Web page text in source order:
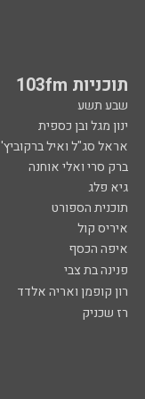
תוכניות 103fm
שבע תשע
ינון מגל ובן כספית
אראל סג"ל ואיל ברקוביץ'
ברק סרי ואלי אוחנה
גיא פלג
תוכנית הספורט
איריס קול
איפה הכסף
פנינה בת צבי
רון קופמן ואריה אלדד
רז שכניק